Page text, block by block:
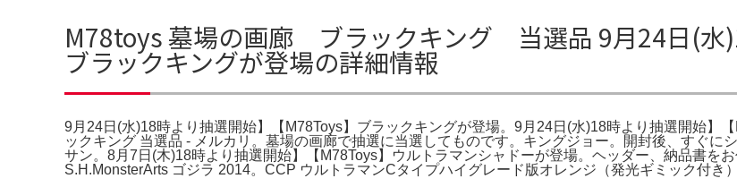
M78toys 墓場の画廊 ブラックキング 当選品 9月24日(水
ブラックキングが登場の詳細情報
9月24日(水)18時より抽選開始】【M78Toys】ブラックキングが登場。9月24日(水)18時より抽選開始】
ックキング 当選品 - メルカリ。墓場の画廊で抽選に当選してものです。キングジョー。開封後、すぐ
サン。8月7日(木)18時より抽選開始】【M78Toys】ウルトラマンシャドーが登場。ヘッダー、納品書を
S.H.MonsterArts ゴジラ 2014。CCP ウルトラマンCタイプハイグレード版オレンジ（発光ギミック付き